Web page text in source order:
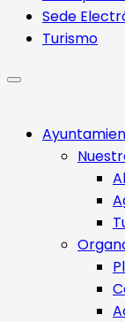
Sede
Turismo